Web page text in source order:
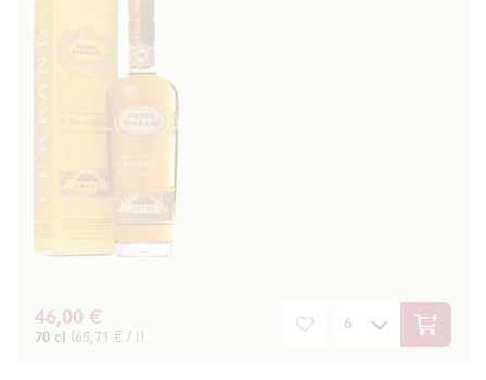
46,00 €
70 cl (65,71 € / l) In den